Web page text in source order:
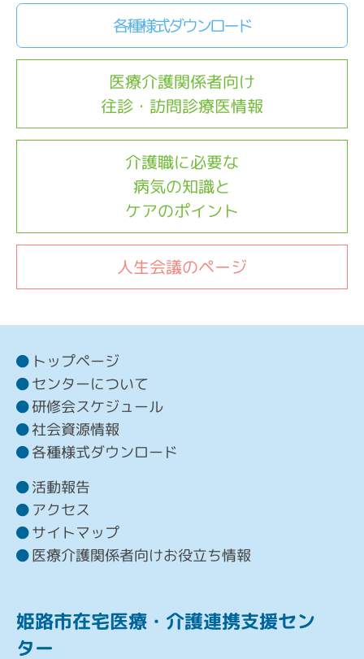
各種様式ダウンロード
医療介護関係者向け
往診・訪問診療医情報
介護職に必要な
病気の知識と
ケアのポイント
人生会議のページ
トップページ
センターについて
研修会スケジュール
社会資源情報
各種様式ダウンロード
活動報告
アクセス
サイトマップ
医療介護関係者向けお役立ち情報
姫路市在宅医療・介護連携支援セン
ター